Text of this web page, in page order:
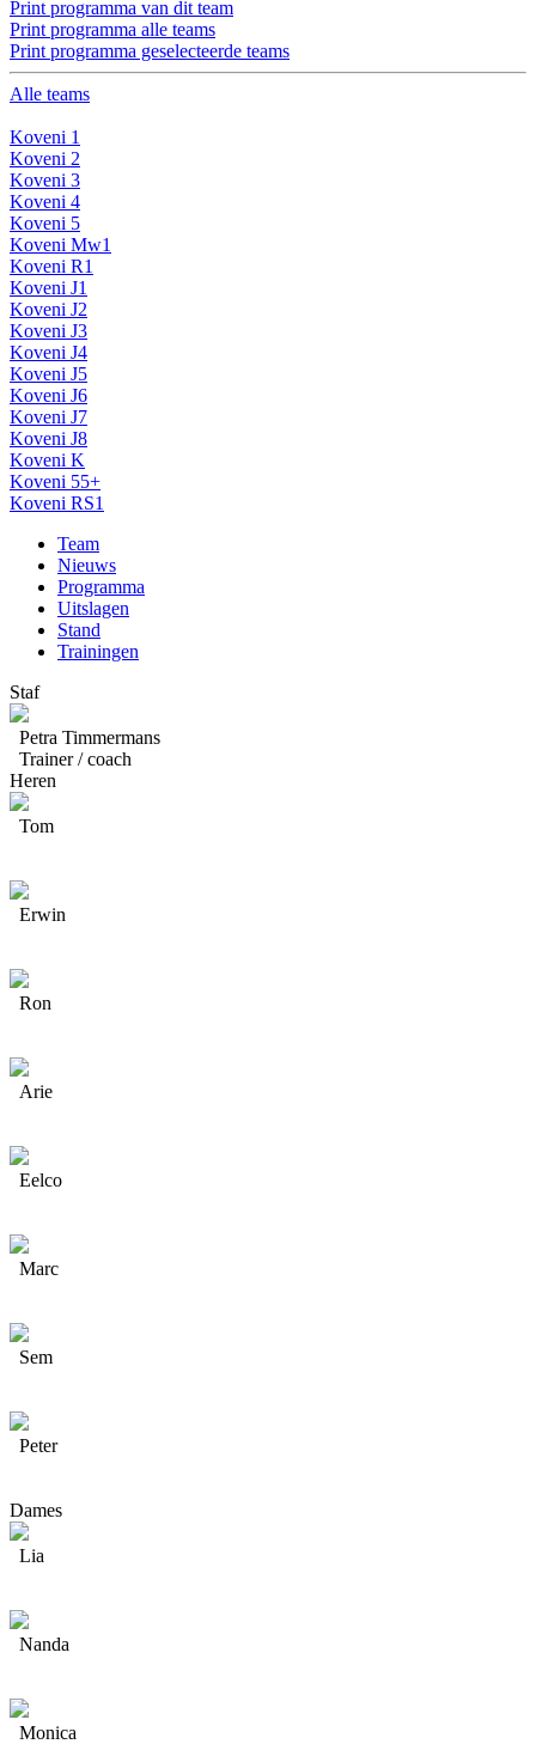
Print programma van dit team
Print programma alle teams
Print programma geselecteerde teams
Alle teams
Koveni 1
Koveni 2
Koveni 3
Koveni 4
Koveni 5
Koveni Mw1
Koveni R1
Koveni J1
Koveni J2
Koveni J3
Koveni J4
Koveni J5
Koveni J6
Koveni J7
Koveni J8
Koveni K
Koveni 55+
Koveni RS1
Team
Nieuws
Programma
Uitslagen
Stand
Trainingen
Staf
Petra Timmermans
Trainer / coach
Heren
Tom
Erwin
Ron
Arie
Eelco
Marc
Sem
Peter
Dames
Lia
Nanda
Monica